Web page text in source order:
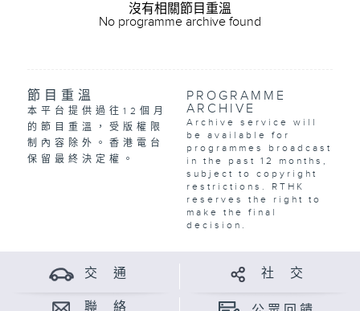
沒有相關節目重溫
No programme archive found
節目重溫
本平台提供過往12個月
的節目重溫，受版權限
制內容除外。香港電台
保留最終決定權。
PROGRAMME
ARCHIVE
Archive service will
be available for
programmes broadcast
in the past 12 months,
subject to copyright
restrictions. RTHK
reserves the right to
make the final
decision.
交 通 社 交
聯 絡